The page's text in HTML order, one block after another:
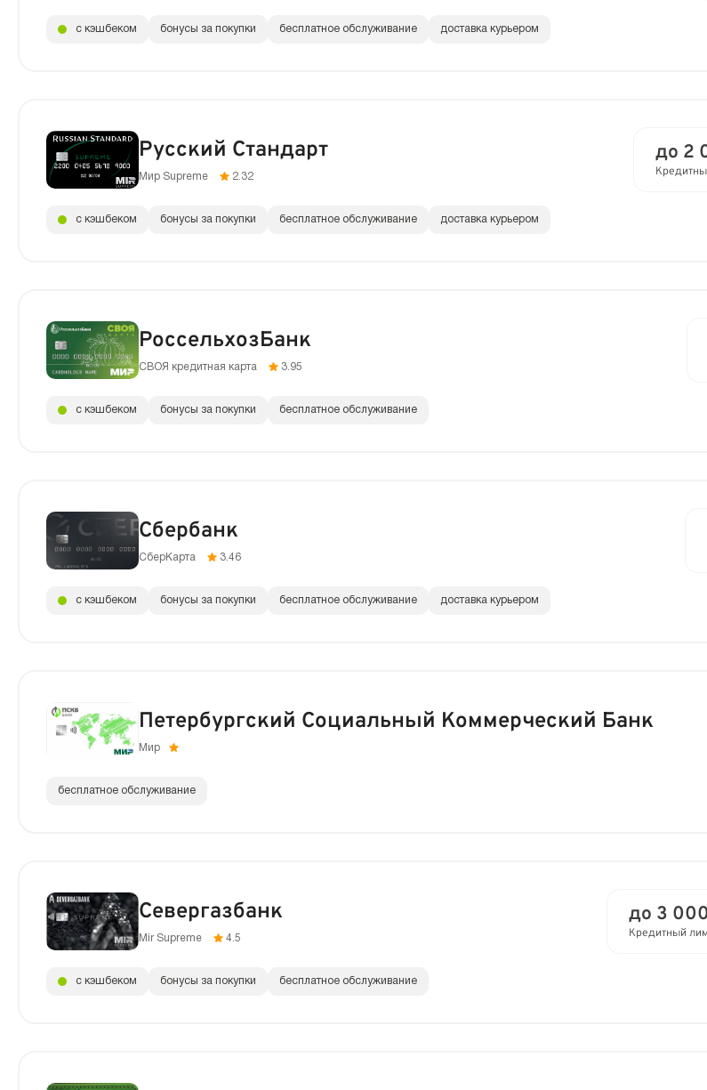
с кэшбеком бонусы за покупки бесплатное обслуживание доставка курьером
Русский Стандарт
Мир Supreme 2.32
до 2
с кэшбеком бонусы за покупки бесплатное обслуживание доставка курьером
РоссельхозБанк
СВОЯ кредитная карта 3.95
с кэшбеком бонусы за покупки бесплатное обслуживание
Сбербанк
СберКарта 3.46
с кэшбеком бонусы за покупки бесплатное обслуживание доставка курьером
Петербургский Социальный Коммерческий Банк
Мир
бесплатное обслуживание
Севергазбанк
Mir Supreme 4.5
до 3
Кредитный
с кэшбеком бонусы за покупки бесплатное обслуживание